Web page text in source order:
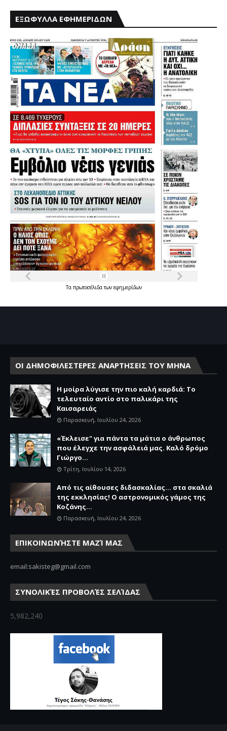
ΕΞΩΦΥΛΛΑ ΕΦΗΜΕΡΙΔΩΝ
Τα πρωτοσέλιδατων εφημερίδων
ΟΙ ΔΗΜΟΦΙΛΕΣΤΕΡΕΣ ΑΝΑΡΤΗΣΕΙΣ ΤΟΥ ΜΗΝΑ
Η μοίρα λύγισε την πιο καλή καρδιά: Το
τελευταίο αντίο στο παλικάρι της
Καισαρειάς
Παρασκευή, Ιουλίου 24, 2026
«Έκλεισε" για πάντα τα μάτια ο άνθρωπος
που έλεγχε την ασφάλειά μας. Καλό δρόμο
Γιώργο...
Τρίτη, Ιουλίου 14, 2026
Από τις αίθουσες διδασκαλίας… στα σκαλιά
της εκκλησίας! Ο αστρονομικός γάμος της
Κοζάνης...
Παρασκευή, Ιουλίου 24, 2026
ΕΠΙΚΟΙΝΩΝΉΣΤΕ ΜΑΖΊ ΜΑΣ
email:sakisteg@gmail.com
ΣΥΝΟΛΙΚΈΣ ΠΡΟΒΟΛΈΣ ΣΕΛΊΔΑΣ
5,982,240